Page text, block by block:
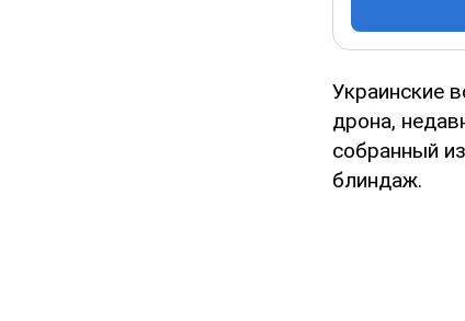
Украинские
дрона,
собранный
блиндаж.